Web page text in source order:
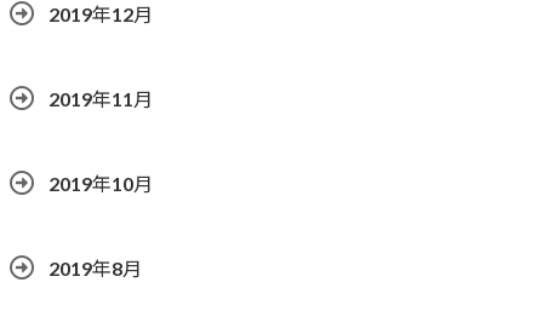
2019年12月
2019年11月
2019年10月
2019年8月